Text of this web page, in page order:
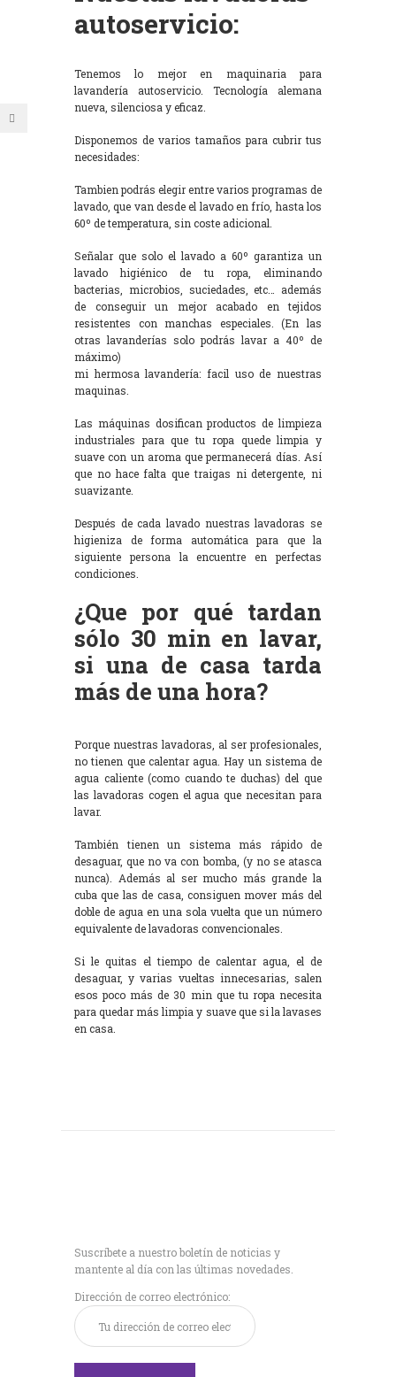
autoservicio:
Tenemos lo mejor en maquinaria para
lavandería autoservicio. Tecnología alemana
nueva, silenciosa y eficaz.
Disponemos de varios tamaños para cubrir tus
necesidades:
Tambien podrás elegir entre varios programas de
lavado, que van desde el lavado en frío, hasta los
60º de temperatura, sin coste adicional.
Señalar que solo el lavado a 60º garantiza un
lavado higiénico de tu ropa, eliminando
bacterias, microbios, suciedades, etc… además
de conseguir un mejor acabado en tejidos
resistentes con manchas especiales. (En las
otras lavanderías solo podrás lavar a 40º de
máximo)
mi hermosa lavandería: facil uso de nuestras
maquinas.
Las máquinas dosifican productos de limpieza
industriales para que tu ropa quede limpia y
suave con un aroma que permanecerá días. Así
que no hace falta que traigas ni detergente, ni
suavizante.
Después de cada lavado nuestras lavadoras se
higieniza de forma automática para que la
siguiente persona la encuentre en perfectas
condiciones.
¿Que por qué tardan
sólo 30 min en lavar,
si una de casa tarda
más de una hora?
Porque nuestras lavadoras, al ser profesionales,
no tienen que calentar agua. Hay un sistema de
agua caliente (como cuando te duchas) del que
las lavadoras cogen el agua que necesitan para
lavar.
También tienen un sistema más rápido de
desaguar, que no va con bomba, (y no se atasca
nunca). Además al ser mucho más grande la
cuba que las de casa, consiguen mover más del
doble de agua en una sola vuelta que un número
equivalente de lavadoras convencionales.
Si le quitas el tiempo de calentar agua, el de
desaguar, y varias vueltas innecesarias, salen
esos poco más de 30 min que tu ropa necesita
para quedar más limpia y suave que si la lavases
en casa.
Suscríbete a nuestro boletín de noticias y
mantente al día con las últimas novedades.
Dirección de correo electrónico: